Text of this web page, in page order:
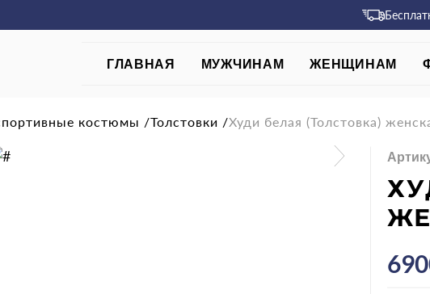
ГЛАВНАЯ МУЖЧИНАМ ЖЕНЩИНАМ
костюмы /Толстовки /Худи белая (Толстовка)